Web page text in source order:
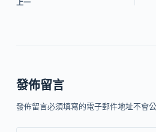
上一
發佈留言
發佈留言必須填寫的電子郵件地址不會